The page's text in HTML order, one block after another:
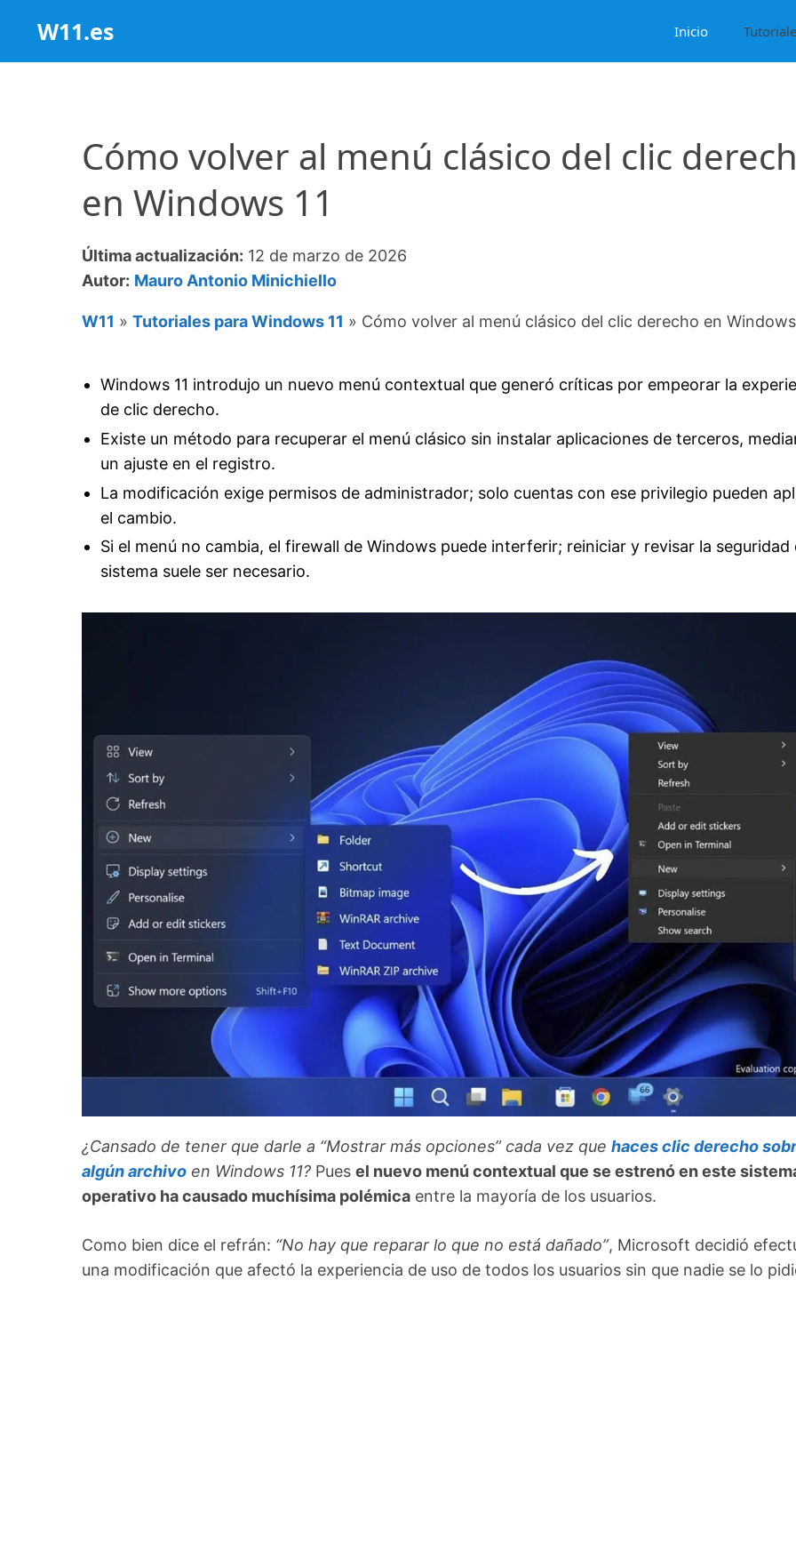
contenido
W11.es Inicio
Cómo volver al menú clásico del clic
en Windows 11
Última actualización: 12 de marzo de 2026
Autor: Mauro Antonio Minichiello
W11 » Tutoriales para Windows 11 » Cómo volver al menú clásico del clic derecho en Windows
Windows 11 introdujo un nuevo menú contextual que generó críticas por empeorar la
de clic derecho.
Existe un método para recuperar el menú clásico sin instalar aplicaciones de terceros,
un ajuste en el registro.
La modificación exige permisos de administrador; solo cuentas con ese privilegio pueden
el cambio.
Si el menú no cambia, el firewall de Windows puede interferir; reiniciar y revisar la seguridad
sistema suele ser necesario.
¿Cansado de tener que darle a “Mostrar más opciones” cada vez que haces clic derecho
algún archivo en Windows 11? Pues el nuevo menú contextual que se estrenó en este
operativo ha causado muchísima polémica entre la mayoría de los usuarios.
Como bien dice el refrán: “No hay que reparar lo que no está dañado”, Microsoft decidió
una modificación que afectó la experiencia de uso de todos los usuarios sin que nadie se lo